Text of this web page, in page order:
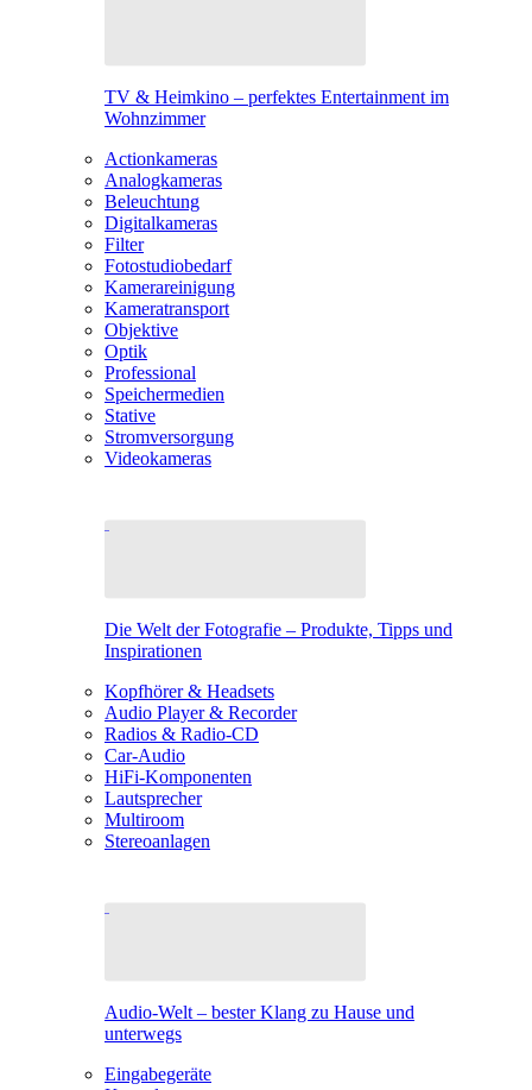
TV & Heimkino – perfektes Entertainment im
Wohnzimmer
Actionkameras
Analogkameras
Beleuchtung
Digitalkameras
Filter
Fotostudiobedarf
Kamerareinigung
Kameratransport
Objektive
Optik
Professional
Speichermedien
Stative
Stromversorgung
Videokameras
Die Welt der Fotografie – Produkte, Tipps und
Inspirationen
Kopfhörer & Headsets
Audio Player & Recorder
Radios & Radio-CD
Car-Audio
HiFi-Komponenten
Lautsprecher
Multiroom
Stereoanlagen
Audio-Welt – bester Klang zu Hause und
unterwegs
Eingabegeräte